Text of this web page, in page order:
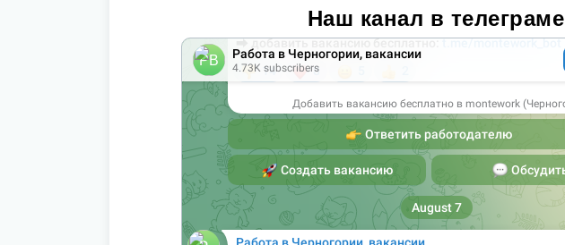
Наш канал в телеграме